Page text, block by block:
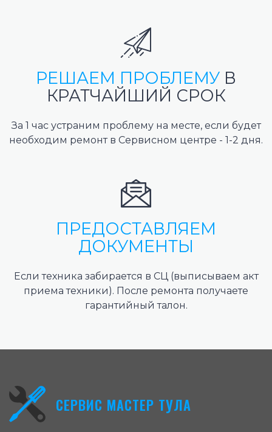
РЕШАЕМ ПРОБЛЕМУ В
КРАТЧАЙШИЙ СРОК
За 1 час устраним проблему на месте, если будет
необходим ремонт в Сервисном центре - 1-2 дня.
ПРЕДОСТАВЛЯЕМ
ДОКУМЕНТЫ
Если техника забирается в СЦ (выписываем акт
приема техники). После ремонта получаете
гарантийный талон.
СЕРВИС МАСТЕР ТУЛА